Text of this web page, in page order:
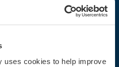
uses cookies to help improve